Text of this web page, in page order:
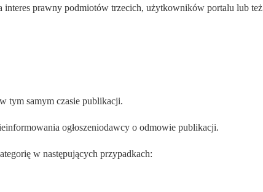
interes prawny podmiotów trzecich, użytkowników portalu lub też
tym samym czasie publikacji.
ogłoszeniodawcy o odmowie publikacji.
w następujących przypadkach: